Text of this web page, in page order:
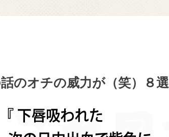
のオチの威力が（笑）８選